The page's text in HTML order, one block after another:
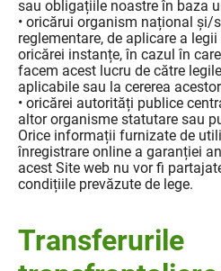
sau obligațiile noastre în baza
• oricărui organism național și/
reglementare, de aplicare a
oricărei instanțe, în cazul în
facem acest lucru de către
aplicabile sau la cererea
• oricărei autorități publice
altor organisme statutare sau
Orice informații furnizate de
înregistrare online a garanției
acest Site web nu vor fi
condițiile prevăzute de lege.
Transferurile